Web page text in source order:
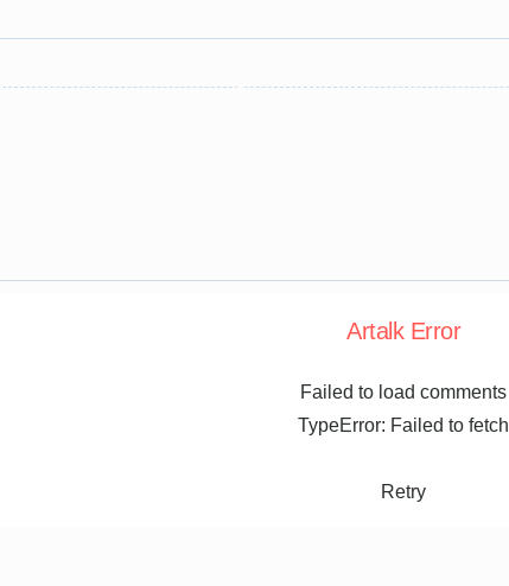
Artalk Error
Failed to load comments
TypeError: Failed to fetch
Retry